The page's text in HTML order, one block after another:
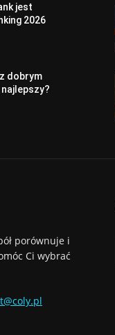
jest
2026
dobrym
porównuje i
Ci wybrać